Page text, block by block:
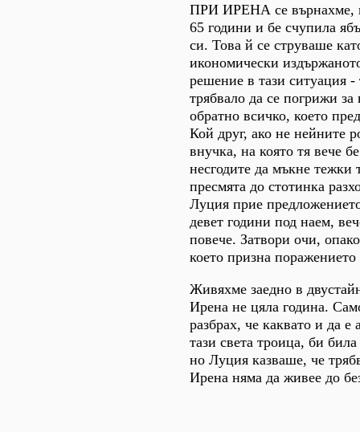
ПРИ ИРЕНА се върнахме,
65 години и бе счупила
си. Това й се струваше
икономически
решение в тази ситуация -
трябвало да се погрижи
обратно всичко, което
Кой друг, ако не нейните
внучка, на която тя вече
несгодите да мъкне тежки
пресмята до стотинка
Луция прие
девет години под наем,
повече. Затвори очи,
което призна поражението
Живяхме заедно в
Ирена не цяла година.
разбрах, че каквато и да е
тази света троица, би
но Луция казваше, че
Ирена няма да живее до